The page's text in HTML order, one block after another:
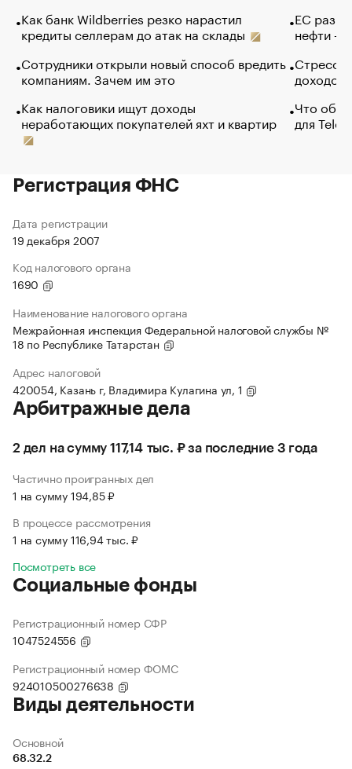
Как банк Wildberries резко нарастил
кредиты селлерам до атак на склады
Сотрудники открыли новый способ вредить
компаниям. Зачем им это
Как налоговики ищут доходы
неработающих покупателей яхт и квартир
ЕС
нефти —
Стресс
доходов
Что
для
Регистрация ФНС
Дата регистрации
19 декабря 2007
Код налогового органа
1690
Наименование налогового органа
Межрайонная инспекция Федеральной налоговой службы №
18 по Республике Татарстан
Адрес налоговой
420054, Казань г, Владимира Кулагина ул, 1
Арбитражные дела
2 дел на сумму 117,14 тыс. ₽ за последние 3 года
Частично проигранных дел
1 на сумму 194,85 ₽
В процессе рассмотрения
1 на сумму 116,94 тыс. ₽
Посмотреть все
Социальные фонды
Регистрационный номер СФР
1047524556
Регистрационный номер ФОМС
924010500276638
Виды деятельности
Основной
68.32.2